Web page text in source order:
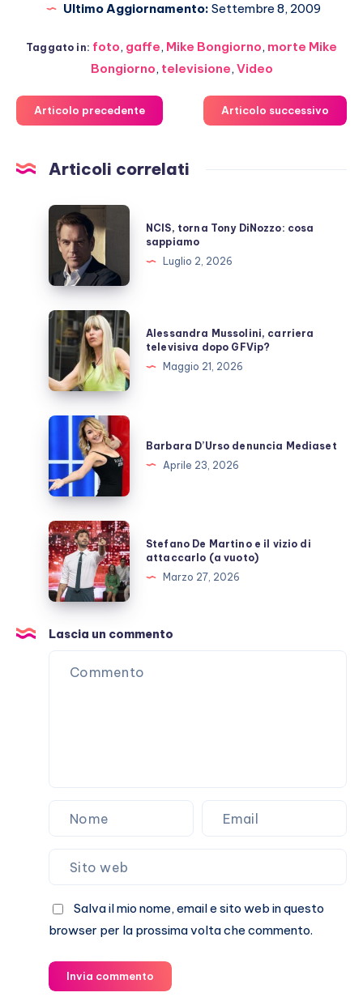
Ultimo Aggiornamento: Settembre 8, 2009
Taggato in: foto, gaffe, Mike Bongiorno, morte Mike
Bongiorno, televisione, Video
Articolo precedente Articolo successivo
Articoli correlati
NCIS,
torna
Tony
DiNozzo:
cosa
sappiamo
NCIS, torna Tony DiNozzo: cosa
sappiamo
Luglio 2, 2026
Alessandra
Mussolini,
carriera
televisiva
dopo
GFVip?
Alessandra Mussolini, carriera
televisiva dopo GFVip?
Maggio 21, 2026
Barbara
D’Urso
denuncia
Mediaset
Barbara D’Urso denuncia Mediaset
Aprile 23, 2026
Stefano
De
Martino
e
vizio
di
attaccarlo
Stefano De Martino e il vizio di
attaccarlo (a vuoto)
Marzo 27, 2026
Lascia un commento
Salva il mio nome, email e sito web in questo
browser per la prossima volta che commento.
Invia commento